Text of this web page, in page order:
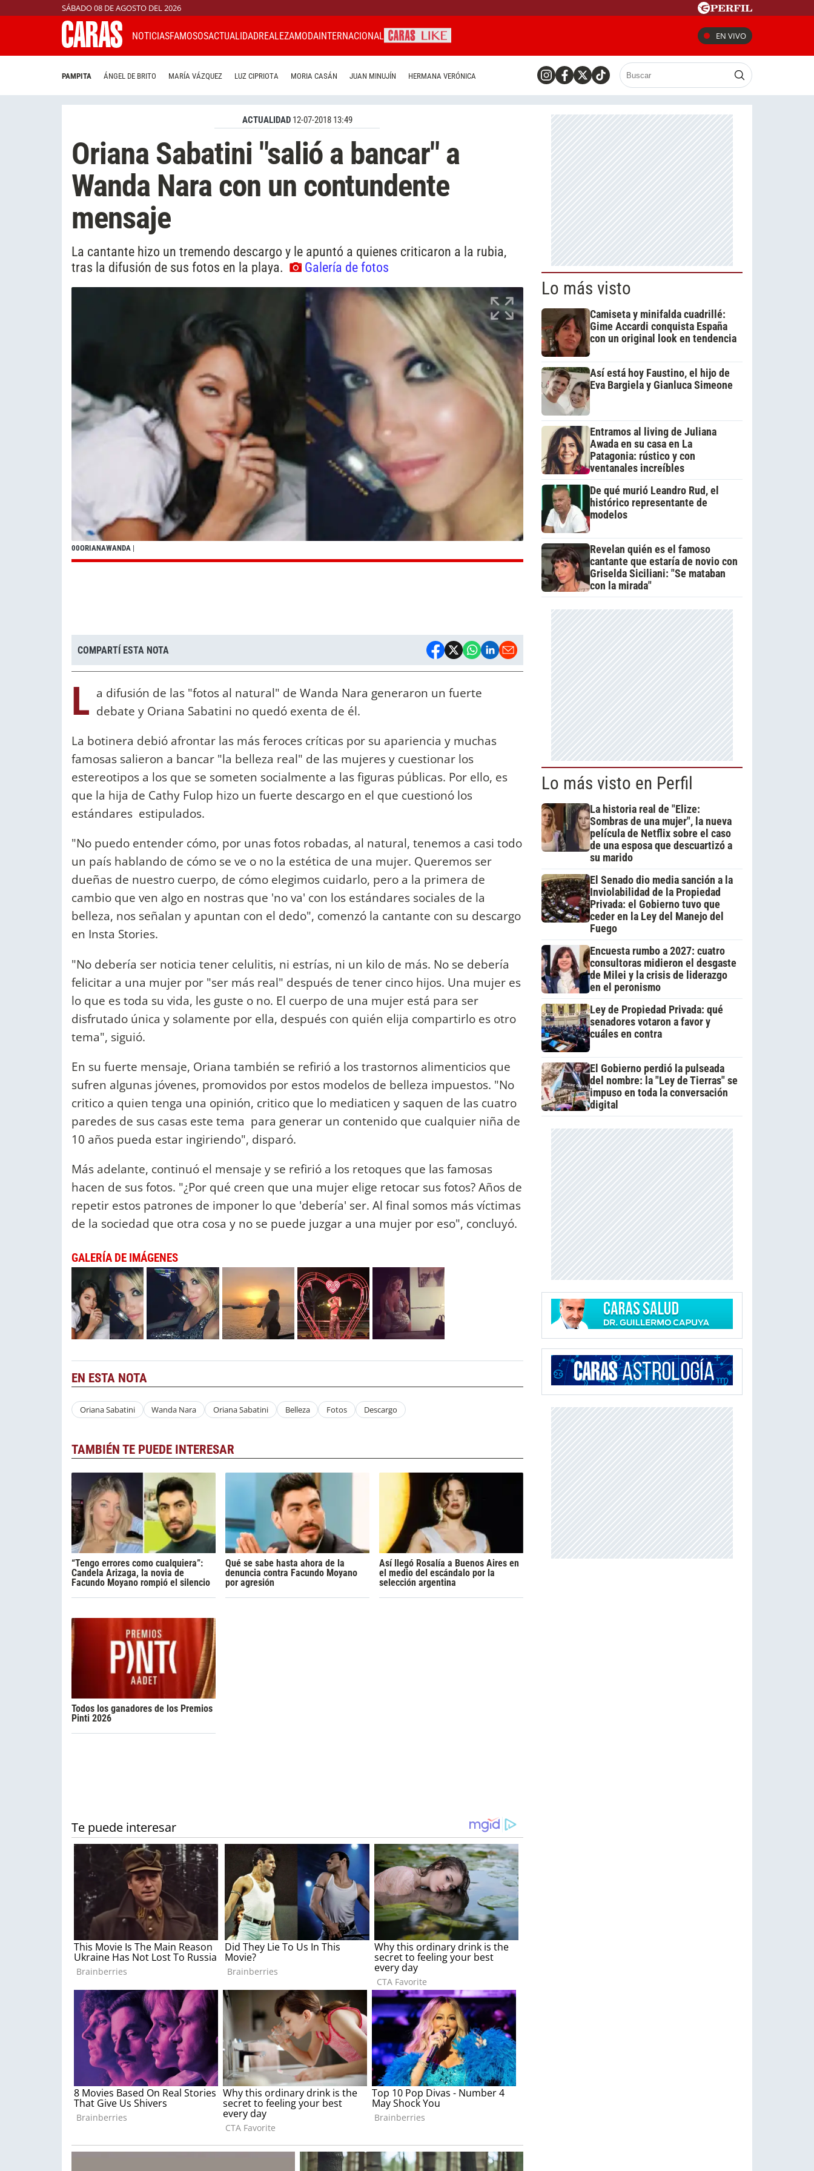
SÁBADO 08 DE AGOSTO DEL 2026
NOTICIASFAMOSOSACTUALIDADREALEZAMODAINTERNACIONAL EN VIVO
PAMPITA ÁNGEL DE BRITO MARÍA VÁZQUEZ LUZ CIPRIOTA MORIA CASÁN JUAN MINUJÍN HERMANA VERÓNICA
ACTUALIDAD 12-07-2018 13:49
Oriana Sabatini "salió a bancar" a
Wanda Nara con un contundente
mensaje
La cantante hizo un tremendo descargo y le apuntó a quienes criticaron a la rubia,
tras la difusión de sus fotos en la playa.
Galería de fotos
00ORIANAWANDA |
COMPARTÍ ESTA NOTA
L a difusión de las "fotos al natural" de Wanda Nara generaron un fuerte
debate y Oriana Sabatini no quedó exenta de él.
La botinera debió afrontar las más feroces críticas por su apariencia y muchas
famosas salieron a bancar "la belleza real" de las mujeres y cuestionar los
estereotipos a los que se someten socialmente a las figuras públicas. Por ello, es
que la hija de Cathy Fulop hizo un fuerte descargo en el que cuestionó los
estándares estipulados.
"No puedo entender cómo, por unas fotos robadas, al natural, tenemos a casi todo
un país hablando de cómo se ve o no la estética de una mujer. Queremos ser
dueñas de nuestro cuerpo, de cómo elegimos cuidarlo, pero a la primera de
cambio que ven algo en nostras que 'no va' con los estándares sociales de la
belleza, nos señalan y apuntan con el dedo", comenzó la cantante con su descargo
en Insta Stories.
"No debería ser noticia tener celulitis, ni estrías, ni un kilo de más. No se debería
felicitar a una mujer por "ser más real" después de tener cinco hijos. Una mujer es
lo que es toda su vida, les guste o no. El cuerpo de una mujer está para ser
disfrutado única y solamente por ella, después con quién elija compartirlo es otro
tema", siguió.
En su fuerte mensaje, Oriana también se refirió a los trastornos alimenticios que
sufren algunas jóvenes, promovidos por estos modelos de belleza impuestos. "No
critico a quien tenga una opinión, critico que lo mediaticen y saquen de las cuatro
paredes de sus casas este tema para generar un contenido que cualquier niña de
10 años pueda estar ingiriendo", disparó.
Más adelante, continuó el mensaje y se refirió a los retoques que las famosas
hacen de sus fotos. "¿Por qué creen que una mujer elige retocar sus fotos? Años de
repetir estos patrones de imponer lo que 'debería' ser. Al final somos más víctimas
de la sociedad que otra cosa y no se puede juzgar a una mujer por eso", concluyó.
GALERÍA DE IMÁGENES
EN ESTA NOTA
Oriana Sabatini Wanda Nara Oriana Sabatini Belleza Fotos Descargo
TAMBIÉN TE PUEDE INTERESAR
“Tengo errores como cualquiera”:
Candela Arizaga, la novia de
Facundo Moyano rompió el silencio
Qué se sabe hasta ahora de la
denuncia contra Facundo Moyano
por agresión
Así llegó Rosalía a Buenos Aires en
el medio del escándalo por la
selección argentina
Todos los ganadores de los Premios
Pinti 2026
Lo más visto
Camiseta y minifalda cuadrillé:
Gime Accardi conquista España
con un original look en tendencia
Así está hoy Faustino, el hijo de
Eva Bargiela y Gianluca Simeone
Entramos al living de Juliana
Awada en su casa en La
Patagonia: rústico y con
ventanales increíbles
De qué murió Leandro Rud, el
histórico representante de
modelos
Revelan quién es el famoso
cantante que estaría de novio con
Griselda Siciliani: "Se mataban
con la mirada"
Lo más visto en Perfil
La historia real de "Elize:
Sombras de una mujer", la nueva
película de Netflix sobre el caso
de una esposa que descuartizó a
su marido
El Senado dio media sanción a la
Inviolabilidad de la Propiedad
Privada: el Gobierno tuvo que
ceder en la Ley del Manejo del
Fuego
Encuesta rumbo a 2027: cuatro
consultoras midieron el desgaste
de Milei y la crisis de liderazgo
en el peronismo
Ley de Propiedad Privada: qué
senadores votaron a favor y
cuáles en contra
El Gobierno perdió la pulseada
del nombre: la "Ley de Tierras" se
impuso en toda la conversación
digital